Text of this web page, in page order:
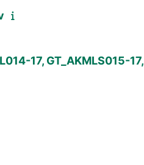
17, GT_AKMLS015-17,